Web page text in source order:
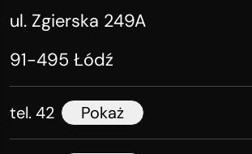
ul. Zgierska 249A
91-495 Łódź
tel. 42 Pokaż